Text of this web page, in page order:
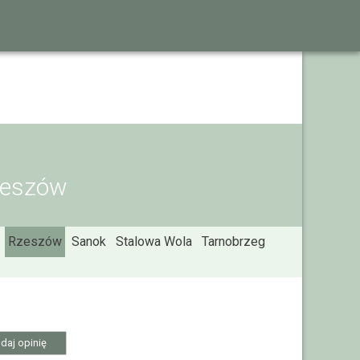
Rzeszów Sanok Stalowa Wola Tarnobrzeg
opinię